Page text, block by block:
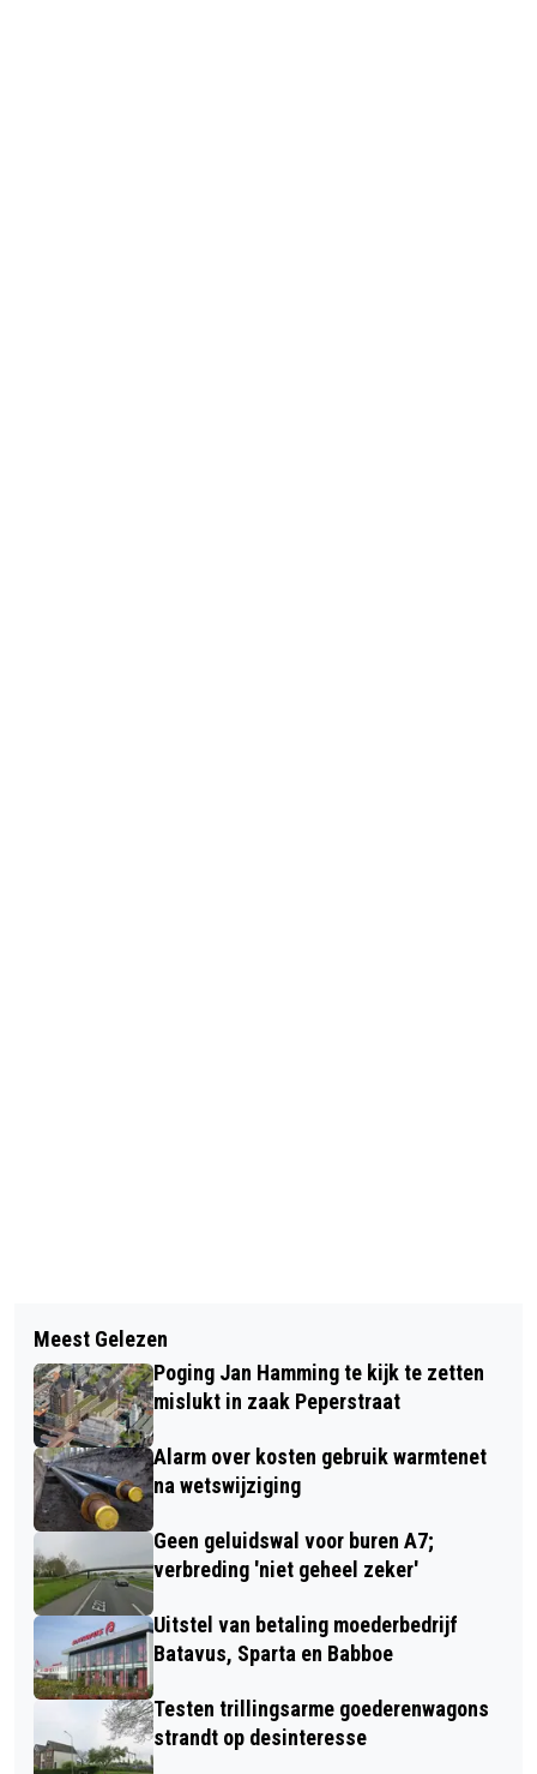
'ZOVEELSTE STROOMONDERBREKING'
ZORGT VOOR BOOSHEID IN
WORMERVEER
WONINGMARKT HARD OP WEG OM
WEER OVERVERHIT TE RAKEN
Meest Gelezen
Poging Jan Hamming te kijk te zetten
mislukt in zaak Peperstraat
Alarm over kosten gebruik warmtenet
na wetswijziging
Geen geluidswal voor buren A7;
verbreding 'niet geheel zeker'
Uitstel van betaling moederbedrijf
Batavus, Sparta en Babboe
Testen trillingsarme goederenwagons
strandt op desinteresse